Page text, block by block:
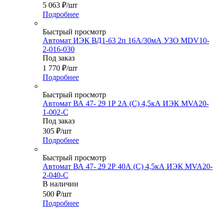
5 063 ₽/шт
Подробнее
Быстрый просмотр
Автомат ИЭК ВД1-63 2п 16А/30мА УЗО MDV10-
2-016-030
Под заказ
1 770 ₽/шт
Подробнее
Быстрый просмотр
Автомат ВА 47- 29 1Р 2А (С) 4,5кА ИЭК MVA20-
1-002-C
Под заказ
305 ₽/шт
Подробнее
Быстрый просмотр
Автомат ВА 47- 29 2Р 40А (С) 4,5кА ИЭК MVA20-
2-040-C
В наличии
500 ₽/шт
Подробнее